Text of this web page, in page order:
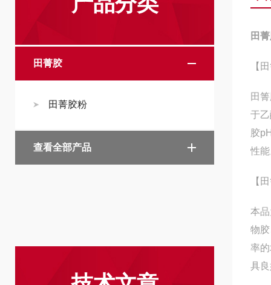
田菁胶
田菁胶粉
查看全部产品
田
【
田
于
胶
性
【
本
物
率
具